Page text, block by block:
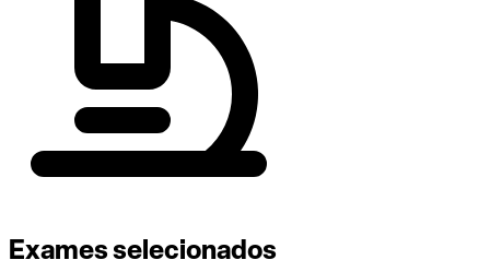
Exames selecionados